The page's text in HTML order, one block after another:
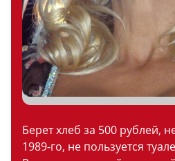
Берет хлеб за 500 рублей,
1989-го, не пользуется